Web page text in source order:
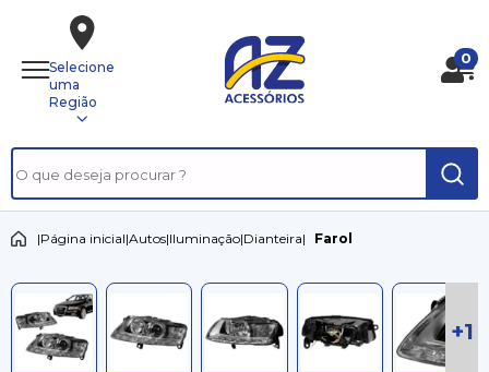
Selecione
uma
Região
0
|Página inicial|Autos|Iluminação|Dianteira| Farol
+1